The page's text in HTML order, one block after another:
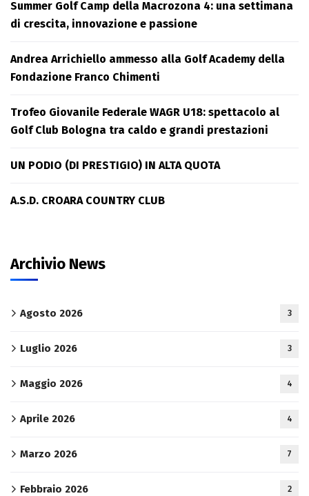
Summer Golf Camp della Macrozona 4: una settimana
di crescita, innovazione e passione
Andrea Arrichiello ammesso alla Golf Academy della
Fondazione Franco Chimenti
Trofeo Giovanile Federale WAGR U18: spettacolo al
Golf Club Bologna tra caldo e grandi prestazioni
UN PODIO (DI PRESTIGIO) IN ALTA QUOTA
A.S.D. CROARA COUNTRY CLUB
Archivio News
Agosto 2026 3
Luglio 2026 3
Maggio 2026 4
Aprile 2026 4
Marzo 2026 7
Febbraio 2026 2